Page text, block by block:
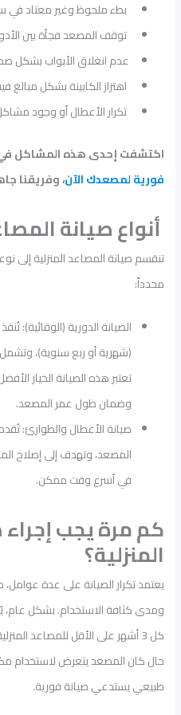
بطء ملحوظ وغير معتاد في
توقف المصعد فجأة بين
عدم انغلاق الأبواب بشكل
اهتزاز الكابينة بشكل مبالغ
تكرار الأعطال أو وجود
اكتشفت إحدى هذه المشاكل
فورية لمصعدك الآن، وفريقنا
أنواع صيانة
تنقسم صيانة المصاعد المنزلية إلى
محدداً:
الصيانة الدورية (الوقائية):
(شهرية أو ربع سنوية)،
تعتبر هذه الصيانة الخيار
وضمان طول عمر المصعد.
صيانة الأعطال والطوارئ:
المصعد، وتهدف إلى إصلاح
في أسرع وقت ممكن.
كم مرة يجب
المنزلية؟
يعتمد تكرار الصيانة على عدة
ومدى كثافة الاستخدام. بشكل عام،
كل 3 أشهر على الأقل للمصاعد
حال كان المصعد يتعرض لاستخدام
طبيعي يستدعي صيانة فورية.